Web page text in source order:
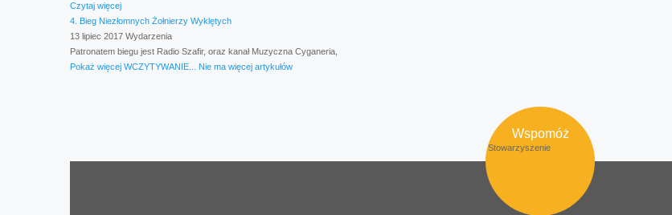
Czytaj więcej
4. Bieg Niezłomnych Żołnierzy Wyklętych
13 lipiec 2017 Wydarzenia
Patronatem biegu jest Radio Szafir, oraz kanał Muzyczna Cyganeria,
Pokaż więcej WCZYTYWANIE... Nie ma więcej artykułów
Wspomóż
Stowarzyszenie